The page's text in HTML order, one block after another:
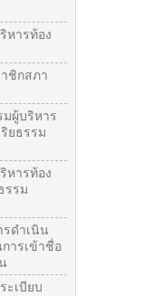
หารท้อง
ชิกสภา
มผู้บริหาร
ยธรรม
หารท้อง
รรม
รดำเนิน
ารเข้าชื่อ
ะเบียบ